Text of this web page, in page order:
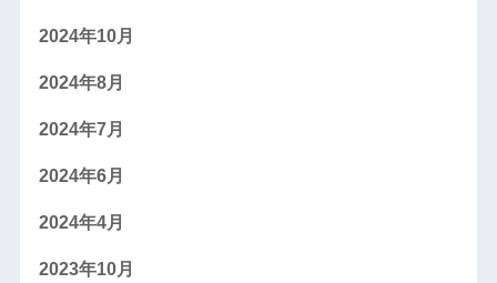
2024年10月
2024年8月
2024年7月
2024年6月
2024年4月
2023年10月